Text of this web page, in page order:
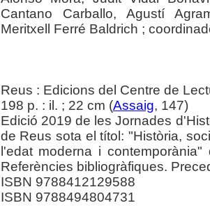
Cantano Carballo, Agustí
Meritxell Ferré Baldrich ;
Reus : Edicions del Centre de
198 p. : il. ; 22 cm (Assaig, 147)
Edició 2019 de les Jornades
de Reus sota el títol: "Història,
l'edat moderna i
Referències bibliogràfiques.
ISBN 9788412129588
ISBN 9788494804731